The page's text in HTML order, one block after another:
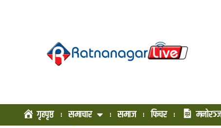
गृहपृष्ठ समाचार समाज फिचर